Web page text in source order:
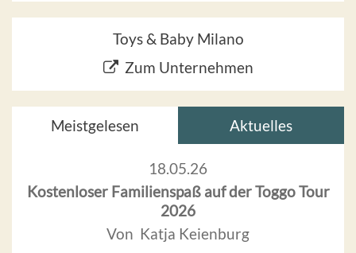
Toys & Baby Milano
Zum Unternehmen
Meistgelesen Aktuelles
18.05.26
Kostenloser Familienspaß auf der Toggo Tour
2026
Von Katja Keienburg